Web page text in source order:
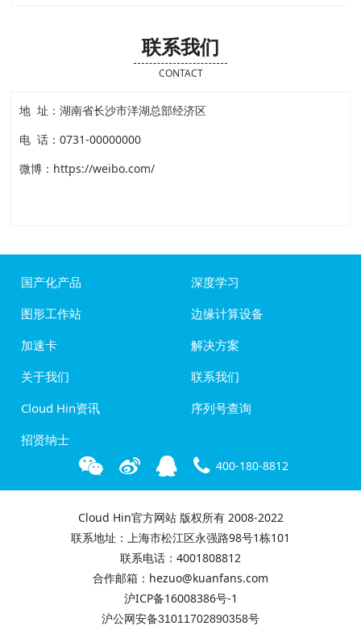
联系我们
CONTACT
地 址：湖南省长沙市洋湖总部经济区
电 话：0731-00000000
微博：https://weibo.com/
国产化产品
深度学习
图形工作站
边缘计算设备
加速卡
解决方案
关于我们
联系我们
Cloud Hin资讯
序列号查询
招贤纳士
400-180-8812
Cloud Hin官方网站 版权所有 2008-2022
联系地址：上海市松江区永强路98号1栋101
联系电话：4001808812
合作邮箱：hezuo@kuanfans.com
沪ICP备16008386号-1
沪公网安备31011702890358号